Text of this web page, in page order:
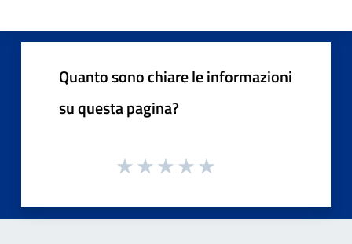
Quanto sono chiare le informazioni
su questa pagina?